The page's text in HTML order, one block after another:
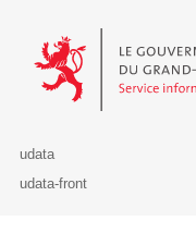
Le Gouvernement du
udata
udata-front